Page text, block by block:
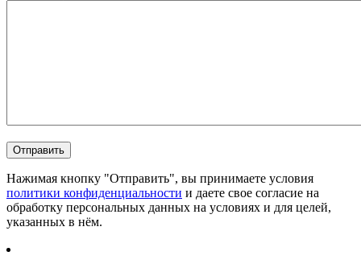
Нажимая кнопку "Отправить", вы принимаете условия
политики конфиденциальности и даете свое согласие на
обработку персональных данных на условиях и для целей,
указанных в нём.